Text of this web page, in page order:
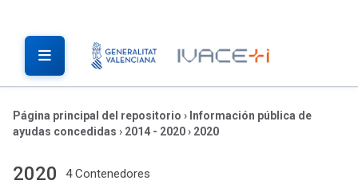
Página principal del repositorio › Información pública de
ayudas concedidas › 2014 - 2020› 2020
2020 4 Contenedores